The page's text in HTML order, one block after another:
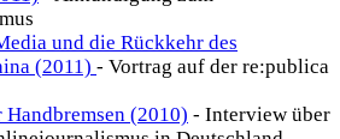
und die Rückkehr des
(2011) - Vortrag auf der re:publica
(2010) - Interview über